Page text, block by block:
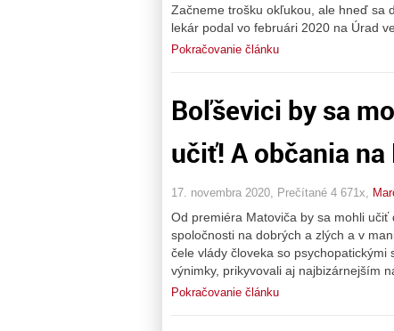
Začneme trošku okľukou, ale hneď sa
lekár podal vo februári 2020 na Úrad
Pokračovanie článku
Boľševici by sa
učiť! A občania
17. novembra 2020, Prečítané 4 671x,
Od premiéra Matoviča by sa mohli
spoločnosti na dobrých a zlých a v
čele vlády človeka so
výnimky, prikyvovali aj najbizárnejším
Pokračovanie článku